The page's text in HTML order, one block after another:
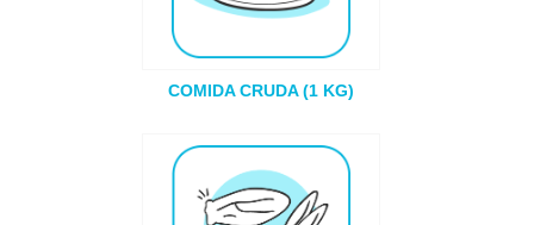
COMIDA CRUDA (1 KG)